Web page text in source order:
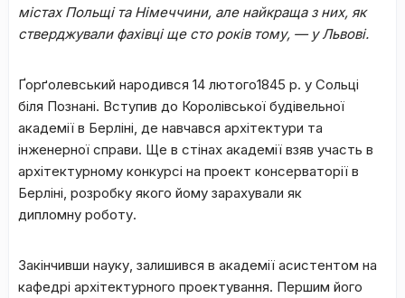
містах Польщі та Німеччини, але найкраща з них, як
стверджували фахівці ще сто років тому, — у Львові.
Ґорґолевський народився 14 лютого1845 р. у Сольці
біля Познані. Вступив до Королівської будівельної
академії в Берліні, де навчався архітектури та
інженерної справи. Ще в стінах академії взяв участь в
архітектурному конкурсі на проект консерваторії в
Берліні, розробку якого йому зарахували як
дипломну роботу.
Закінчивши науку, залишився в академії асистентом на
кафедрі архітектурного проектування. Першим його